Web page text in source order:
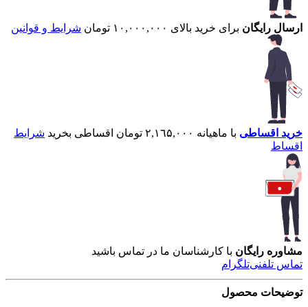
ارسال رایگان برای خرید بالای ۱۰,۰۰۰,۰۰۰ تومان شرایط و قوانین
خرید اقساطی با ماهیانه ۲,۱٦۵,۰۰۰ تومان اقساطی بخرید
شرایط
اقساط
مشاوره رایگان با کارشناسان ما در تماس باشید
تماس تلفنیتلگرام
توضیحات محصول